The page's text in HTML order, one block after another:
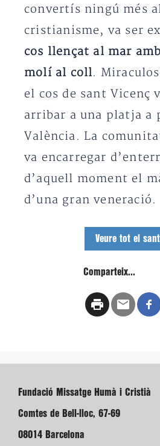
convertís ningú més
cristianisme, va ser
cos llençat al mar
molí al coll.
el cos de sant Vicenç
arribar a una platja a
València. La
va encarregar
d’aquell moment el
d’una gran veneració.
Veure tot el
Comparteix...
Fundació Missatge Humà i Cristià
Comtes de Bell-lloc, 67-69
08014 Barcelona